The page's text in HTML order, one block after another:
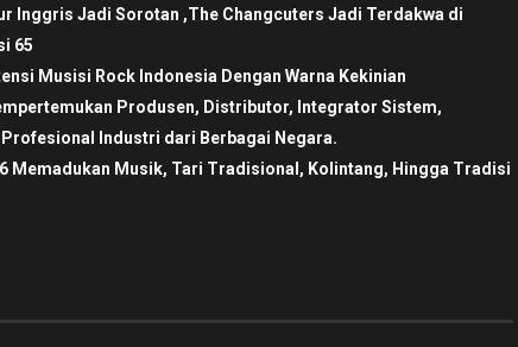
Inggris Jadi Sorotan ,The Changcuters Jadi Terdakwa di
65
Musisi Rock Indonesia Dengan Warna Kekinian
Produsen, Distributor, Integrator Sistem,
Industri dari Berbagai Negara.
Memadukan Musik, Tari Tradisional, Kolintang, Hingga Tradisi